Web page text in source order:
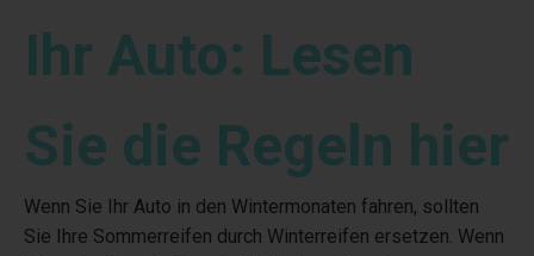
Ihr Auto: Lesen
Sie die Regeln hier
Wenn Sie Ihr Auto in den Wintermonaten fahren, sollten
Sie Ihre Sommerreifen durch Winterreifen ersetzen. Wenn